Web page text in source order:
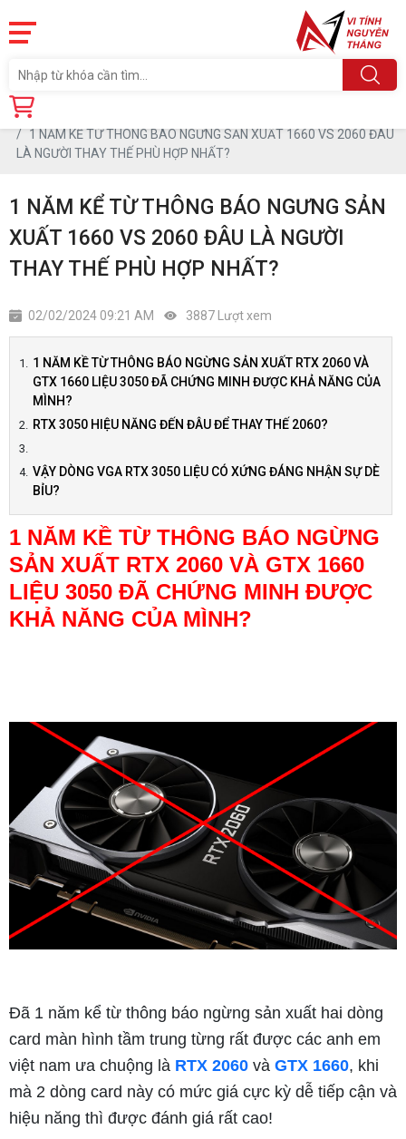
Trang chủ
1 NĂM KỂ TỪ THÔNG BÁO NGƯNG SẢN XUẤT 1660 VS 2060 ĐÂU
LÀ NGƯỜI THAY THẾ PHÙ HỢP NHẤT?
1 NĂM KỂ TỪ THÔNG BÁO NGƯNG SẢN
XUẤT 1660 VS 2060 ĐÂU LÀ NGƯỜI
THAY THẾ PHÙ HỢP NHẤT?
02/02/2024 09:21 AM 3887 Lượt xem
1 NĂM KỀ TỪ THÔNG BÁO NGỪNG SẢN XUẤT RTX 2060 VÀ
GTX 1660 LIỆU 3050 ĐÃ CHỨNG MINH ĐƯỢC KHẢ NĂNG CỦA
MÌNH?
RTX 3050 HIỆU NĂNG ĐẾN ĐÂU ĐỂ THAY THẾ 2060?
VẬY DÒNG VGA RTX 3050 LIỆU CÓ XỨNG ĐÁNG NHẬN SỰ DÈ
BỈU?
1 NĂM KỀ TỪ THÔNG BÁO NGỪNG
SẢN XUẤT RTX 2060 VÀ GTX 1660
LIỆU 3050 ĐÃ CHỨNG MINH ĐƯỢC
KHẢ NĂNG CỦA MÌNH?
Đã 1 năm kể từ thông báo ngừng sản xuất hai dòng
card màn hình tầm trung từng rất được các anh em
việt nam ưa chuộng là RTX 2060 và GTX 1660, khi
mà 2 dòng card này có mức giá cực kỳ dễ tiếp cận và
hiệu năng thì được đánh giá rất cao!